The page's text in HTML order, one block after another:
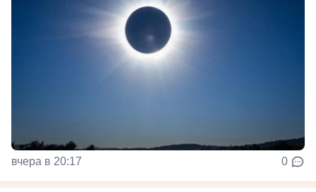
вчера в 20:17 0